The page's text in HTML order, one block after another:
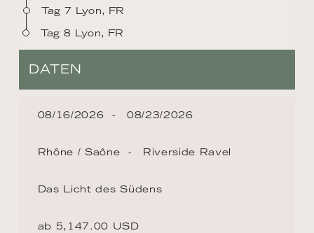
Tag 7 Lyon, FR
Tag 8 Lyon, FR
DATEN
08/16/2026 08/23/2026
Rhône / Saône Riverside Ravel
Das Licht des Südens
ab 5,147.00 USD